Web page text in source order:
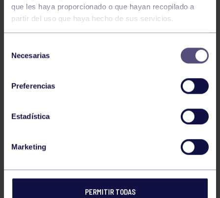
que les haya proporcionado o que hayan recopilado a
partir del uso que haya hecho de sus servicios.
Necesarias
Preferencias
Estadística
Marketing
PERMITIR TODAS
Campeona de Asturias juvenil en 60 ml